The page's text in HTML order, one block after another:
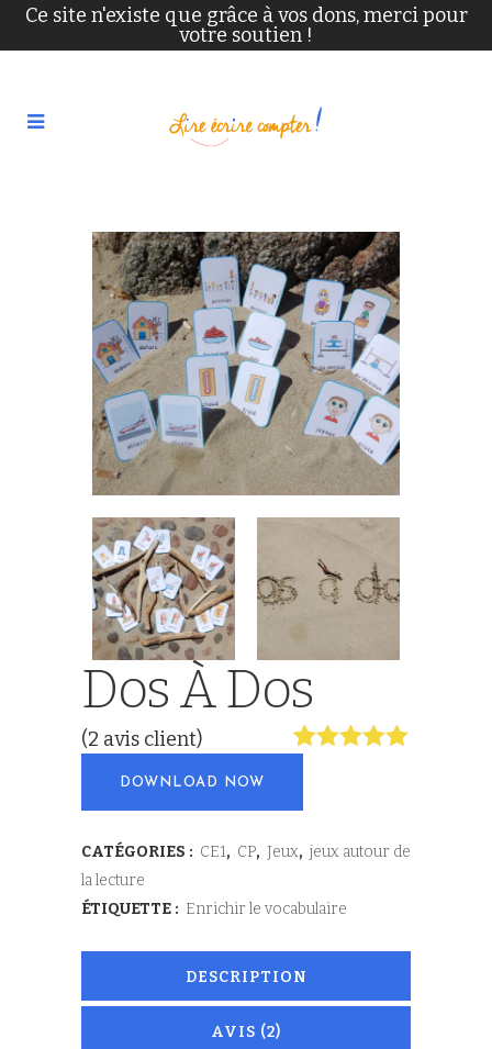
Ce site n'existe que grâce à vos dons, merci pour
votre soutien !
Dos À Dos
basé sur
client
(2 avis client)
DOWNLOAD NOW
CATÉGORIES : CE1, CP, Jeux, jeux autour de
la lecture
ÉTIQUETTE : Enrichir le vocabulaire
DESCRIPTION
AVIS (2)